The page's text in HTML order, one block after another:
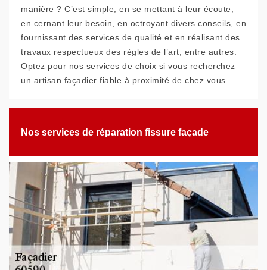
manière ? C’est simple, en se mettant à leur écoute,
en cernant leur besoin, en octroyant divers conseils, en
fournissant des services de qualité et en réalisant des
travaux respectueux des règles de l’art, entre autres.
Optez pour nos services de choix si vous recherchez
un artisan façadier fiable à proximité de chez vous.
Nos services de réparation fissure façade